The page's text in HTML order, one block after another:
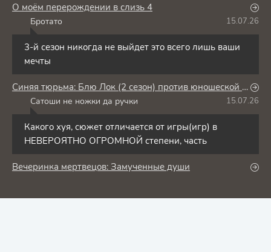
О моём перерождении в слизь 4
Бротато 15.07.26
3-й сезон никогда не выйдет это всего лишь ваши
мечты
Синяя тюрьма: Блю Лок (2 сезон) против юношеской сборной Японии
Сатоши не ножки да ручки 15.07.26
Какого хуя, сюжет отличается от игры(игр) в
НЕВЕРОЯТНО ОГРОМНОЙ степени, часть
Вечеринка мертвецов: Замученные души